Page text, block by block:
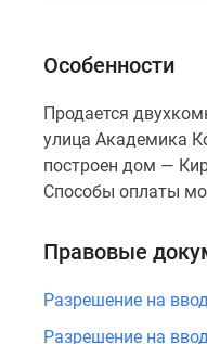
Особенности
Продается
улица Академика
построен дом —
Способы оплаты
Правовые
Разрешение на
Разрешение на